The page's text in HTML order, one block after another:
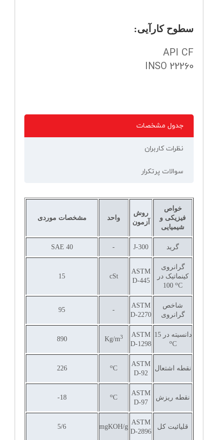
سطوح کارآیی:
API CF
INSO 22260
جدول مشخصات
نظرات کاربران
سوالات پرتکرار
خواص
فیزیکی و
شیمیایی
روش
آزمون
واحد مشخصات موردی
گرید J-300
-
SAE 40
گرانروی
کینماتیک در
100 oC
ASTM
D-445
cSt
15
شاخص
گرانروی
ASTM
D-2270
-
95
دانسیته در15
oC
ASTM
D-1298
Kg/m3
890
نقطه اشتعال
ASTM
D-92
oC
226
نقطه ریزش
ASTM
D-97
oC
18-
قلیائیت کل
ASTM
D-2896
mgKOH/g
5/6